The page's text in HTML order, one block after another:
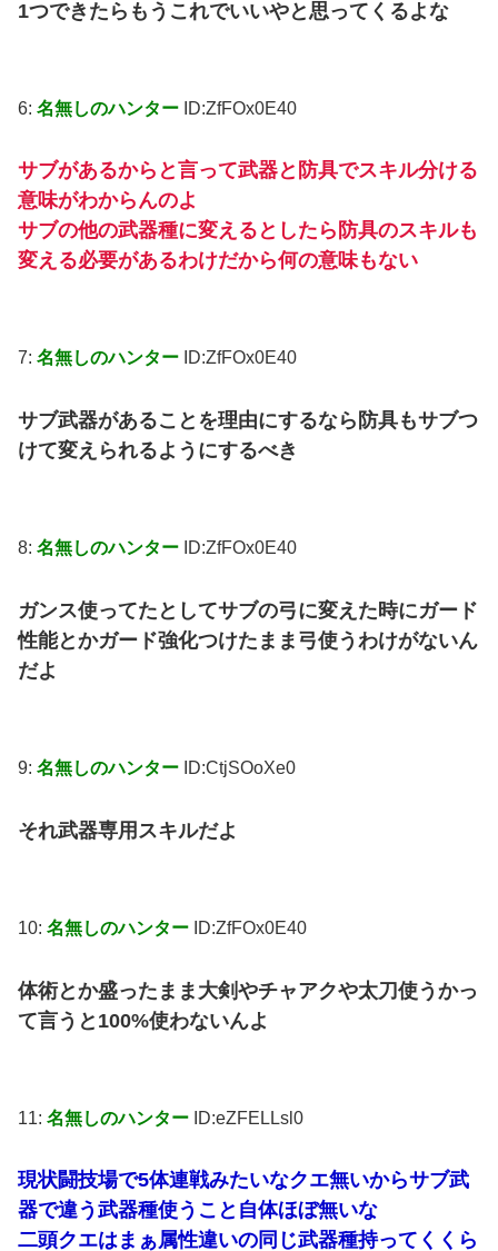
1つできたらもうこれでいいやと思ってくるよな
6: 名無しのハンター ID:ZfFOx0E40
サブがあるからと言って武器と防具でスキル分ける
意味がわからんのよ
サブの他の武器種に変えるとしたら防具のスキルも
変える必要があるわけだから何の意味もない
7: 名無しのハンター ID:ZfFOx0E40
サブ武器があることを理由にするなら防具もサブつ
けて変えられるようにするべき
8: 名無しのハンター ID:ZfFOx0E40
ガンス使ってたとしてサブの弓に変えた時にガード
性能とかガード強化つけたまま弓使うわけがないん
だよ
9: 名無しのハンター ID:CtjSOoXe0
それ武器専用スキルだよ
10: 名無しのハンター ID:ZfFOx0E40
体術とか盛ったまま大剣やチャアクや太刀使うかっ
て言うと100%使わないんよ
11: 名無しのハンター ID:eZFELLsl0
現状闘技場で5体連戦みたいなクエ無いからサブ武
器で違う武器種使うこと自体ほぼ無いな
二頭クエはまぁ属性違いの同じ武器種持ってくくら